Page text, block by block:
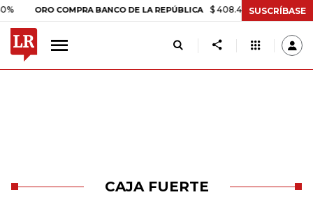
ORO COMPRA BANCO DE LA REPÚBLICA $ 408.498,97 +$ 8.753,81
SUSCRÍBASE
CAJA FUERTE